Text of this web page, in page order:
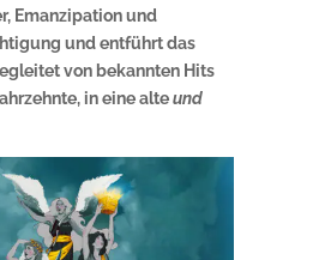
Emanzipation und
und entführt das
von bekannten Hits
in eine alteund